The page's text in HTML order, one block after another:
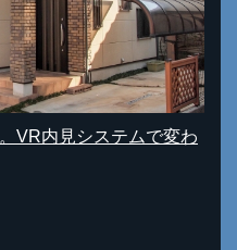
VR内見システムで変わ